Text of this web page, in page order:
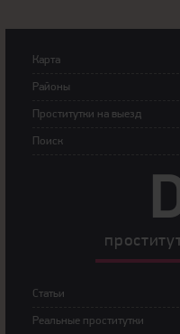
Карта
Районы
Прoститутки на выeзд
Пoиск
Статьи
Рeальные прocтитутки